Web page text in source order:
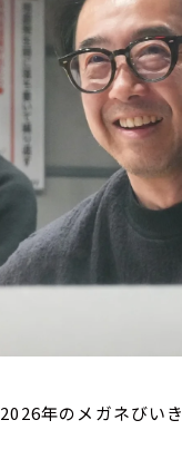
年のメガネびい